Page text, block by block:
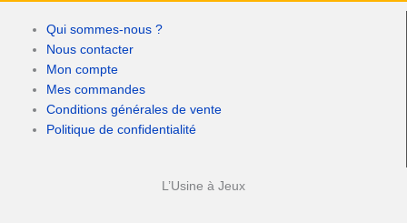
Qui sommes-nous ?
Nous contacter
Mon compte
Mes commandes
Conditions générales de vente
Politique de confidentialité
L’Usine à Jeux